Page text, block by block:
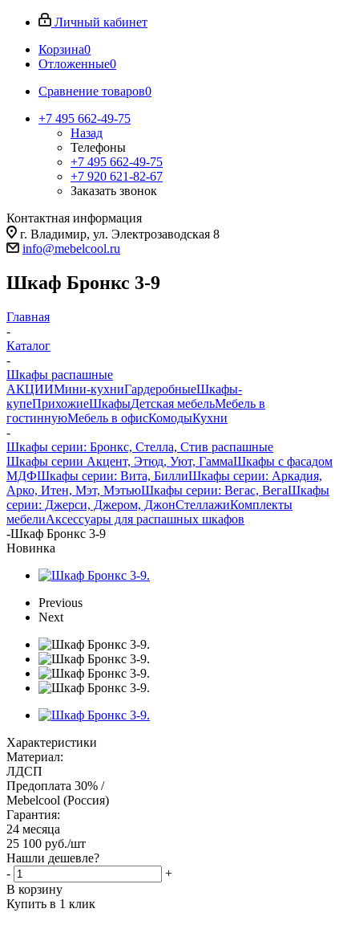
Личный кабинет
Корзина0
Отложенные0
Сравнение товаров0
+7 495 662-49-75
Назад
Телефоны
+7 495 662-49-75
+7 920 621-82-67
Заказать звонок
Контактная информация
г. Владимир, ул. Электрозаводская 8
info@mebelcool.ru
Шкаф Бронкс 3-9
Главная
-
Каталог
-
Шкафы распашные
АКЦИИМини-кухниГардеробныеШкафы-
купеПрихожиеШкафыДетская мебельМебель в
гостиннуюМебель в офисКомодыКухни
-
Шкафы серии: Бронкс, Стелла, Стив распашные
Шкафы серии Акцент, Этюд, Уют, ГаммаШкафы с фасадом
МДФШкафы серии: Вита, БиллиШкафы серии: Аркадия,
Арко, Итен, Мэт, МэтьюШкафы серии: Вегас, ВегаШкафы
серии: Джерси, Джером, ДжонСтеллажиКомплекты
мебелиАксессуары для распашных шкафов
-Шкаф Бронкс 3-9
Новинка
Previous
Next
Характеристики
Материал:
ЛДСП
Предоплата 30% /
Mebelcool (Россия)
Гарантия:
24 месяца
25 100 руб./шт
Нашли дешевле?
-
+
В корзину
Купить в 1 клик